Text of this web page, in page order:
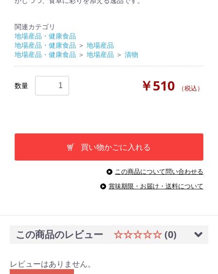
関連カテゴリ
地場産品・健康食品
地場産品・健康食品 ＞ 地場産品
地場産品・健康食品 ＞ 地場産品 ＞ 漬物
￥510 （税込）
数量
買い物かごに入れる
この商品について問い合わせる
賞味期限・お届け・送料について
この商品のレビュー ☆☆☆☆☆(0)
レビューはありません。